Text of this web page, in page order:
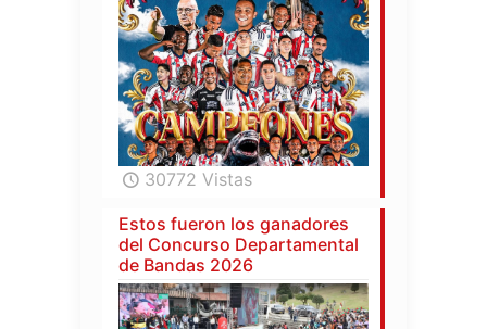
30772 Vistas
Estos fueron los ganadores
del Concurso Departamental
de Bandas 2026